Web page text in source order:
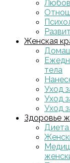
Женская
тела
Уход
Уход
Уход
Здоровье
Диета